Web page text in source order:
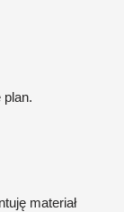
plan.
materiał